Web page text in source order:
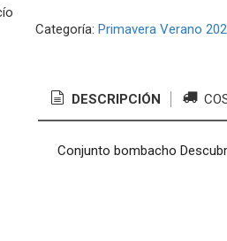
Categoría: Primavera Verano
DESCRIPCIÓN
Conjunto bombacho